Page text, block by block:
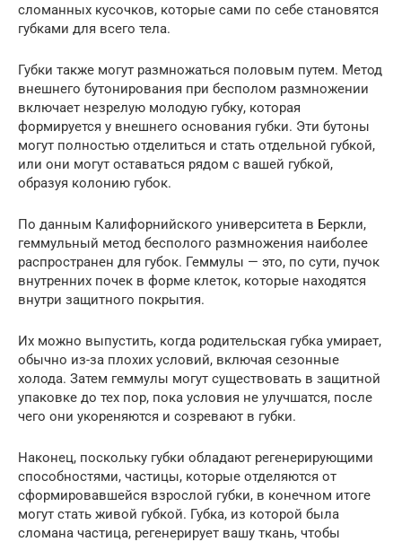
сломанных кусочков, которые сами по себе становятся
губками для всего тела.
Губки также могут размножаться половым путем. Метод
внешнего бутонирования при бесполом размножении
включает незрелую молодую губку, которая
формируется у внешнего основания губки. Эти бутоны
могут полностью отделиться и стать отдельной губкой,
или они могут оставаться рядом с вашей губкой,
образуя колонию губок.
По данным Калифорнийского университета в Беркли,
геммульный метод бесполого размножения наиболее
распространен для губок. Геммулы — это, по сути, пучок
внутренних почек в форме клеток, которые находятся
внутри защитного покрытия.
Их можно выпустить, когда родительская губка умирает,
обычно из-за плохих условий, включая сезонные
холода. Затем геммулы могут существовать в защитной
упаковке до тех пор, пока условия не улучшатся, после
чего они укореняются и созревают в губки.
Наконец, поскольку губки обладают регенерирующими
способностями, частицы, которые отделяются от
сформировавшейся взрослой губки, в конечном итоге
могут стать живой губкой. Губка, из которой была
сломана частица, регенерирует вашу ткань, чтобы